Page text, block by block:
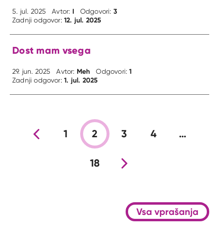
5. jul. 2025 Avtor: I Odgovori: 3
Zadnji odgovor:12. jul. 2025
Dost mam vsega
29. jun. 2025 Avtor: Meh Odgovori:1
Zadnji odgovor:1. jul. 2025
Prejšnja stran
1 2 3 4 …
18Nova stran
Vsa vprašanja